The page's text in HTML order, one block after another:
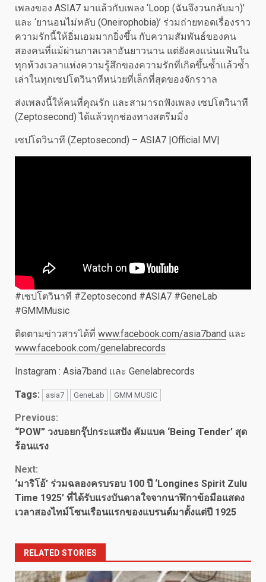
เพลงของ ASIA7 มาแล้วกับเพลง ‘Loop (ฉันจึงวนกลับมา)’
และ ‘ยานอนไม่หลับ (Oneirophobia)’ ร่วมถ่ายทอดเรื่องราว
ความรักนี้ให้อิ่มเอมมากยิ่งขึ้น กับความสัมพันธ์ของคน
สองคนที่แม้ผ่านกาลเวลาอันยาวนาน แต่ยังคงแน่นแฟ้นใน
ทุกห้วงเวลาแห่งความรู้สึกของความรักที่เกิดขึ้นซ้ำแล้วซ้ำ
เล่าในทุกเซปโตวินาทีหน่วยที่เล็กที่สุดของจักรวาล
ส่งเพลงนี้ให้คนที่คุณรัก และสามารถฟังเพลง เซปโตวินาที
(Zeptosecond) ได้แล้วทุกช่องทางสตรีมมิ่ง
เซปโตวินาที (Zeptosecond) – ASIA7 |Official MV|
#เซปโตวินาที #Zeptosecond #ASIA7 #GeneLab
#GMMMusic
ติดตามข่าวสารได้ที่ www.facebook.com/asia7band และ
www.facebook.com/genelabrecords
Instagram : Asia7band และ Genelabrecords
Tags: asia7 GeneLab GMM MUSIC
Continue
Reading
Previous:
“POW” วงบอยกรุ๊ปกระแสปัง คัมแบค ‘Being Tender’ สุด
ร้อนแรง
Next:
‘มาริโอ้’ ร่วมฉลองครบรอบ 100 ปี ‘Longines Spirit Zulu
Time 1925’ ที่ได้รับแรงบันดาลใจจากนาฬิกาข้อมือแสดง
เวลาสองไทม์โซนเรือนแรกของแบรนด์มาตั้งแต่ปี 1925
RELATED STORIES